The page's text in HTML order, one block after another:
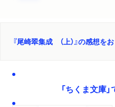
『尾崎翠集成 （上）』の感想を
「ちくま文庫